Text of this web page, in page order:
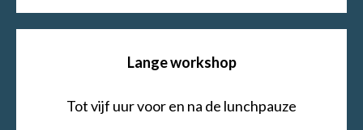
Lange workshop
Tot vijf uur voor en na de lunchpauze